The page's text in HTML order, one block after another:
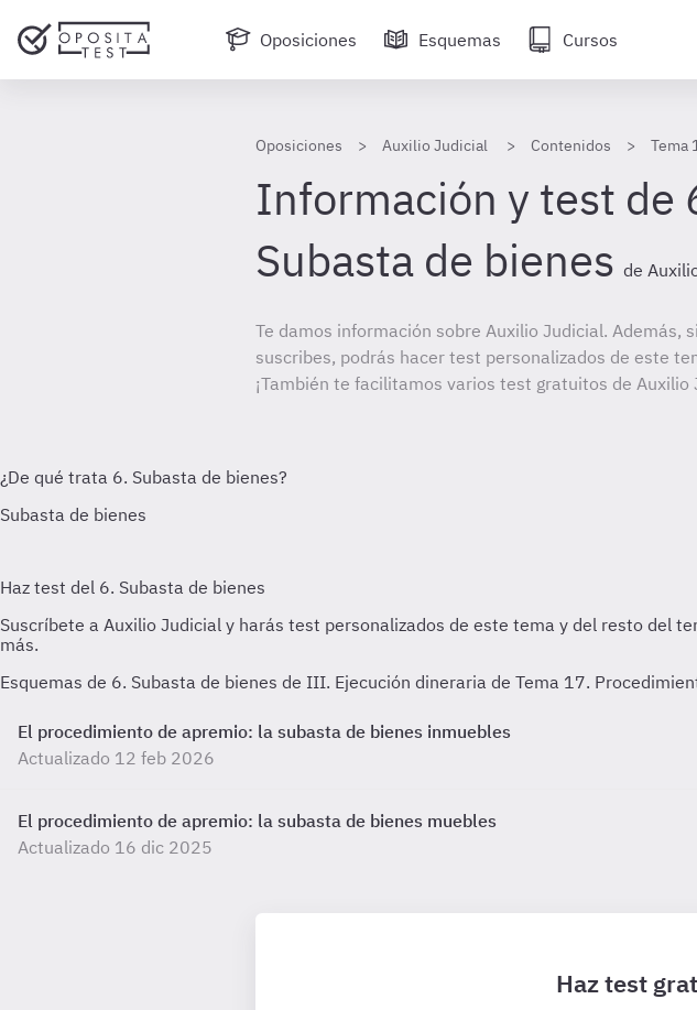
Oposiciones Esquemas Cursos
Oposiciones Auxilio Judicial Contenidos Tema
Información y test de
Subasta de bienes de
Te damos información sobre Auxilio Judicial. Además,
suscribes, podrás hacer test personalizados de este
¡También te facilitamos varios test gratuitos de Auxilio
Esquemas de 6. Subasta de bienes de III. Ejecución dineraria de Tema 17.
El procedimiento de apremio: la subasta de bienes inmuebles
Actualizado 12 feb 2026
El procedimiento de apremio: la subasta de bienes muebles
Actualizado 16 dic 2025
Haz test